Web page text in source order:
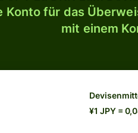
Konto für das
mit einem
¥1 JPY =